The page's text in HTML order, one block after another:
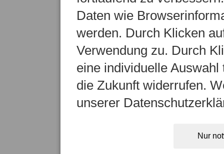
Daten wie
werden. Durch Klicken
Verwendung zu. Durch
eine individuelle
die Zukunft widerrufen.
unserer
Nur